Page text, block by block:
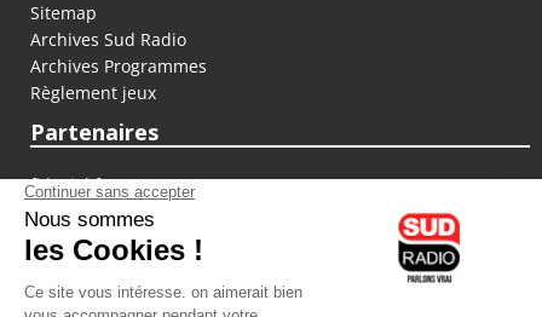
Sitemap
Archives Sud Radio
Archives Programmes
Règlement jeux
Partenaires
fiducial.fr
lyoncapitale.fr
olympique-et-lyonnais.com
L'application Iphone / Android